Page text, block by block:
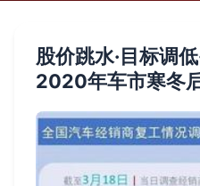
股价跳水·目标调
2020年车市寒冬